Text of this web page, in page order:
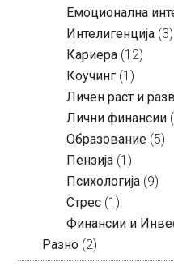
Емоционална
Интелигенција (3)
Кариера (12)
Коучинг (1)
Личен раст и
Лични финансии
Образование (5)
Пензија (1)
Психологија (9)
Стрес (1)
Финансии и
Разно (2)